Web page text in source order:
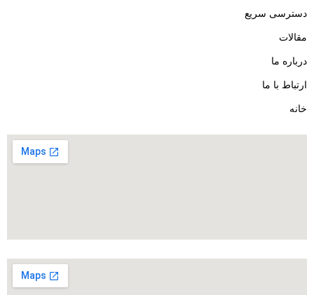
دسترسی سریع
مقالات
درباره ما
ارتباط با ما
خانه